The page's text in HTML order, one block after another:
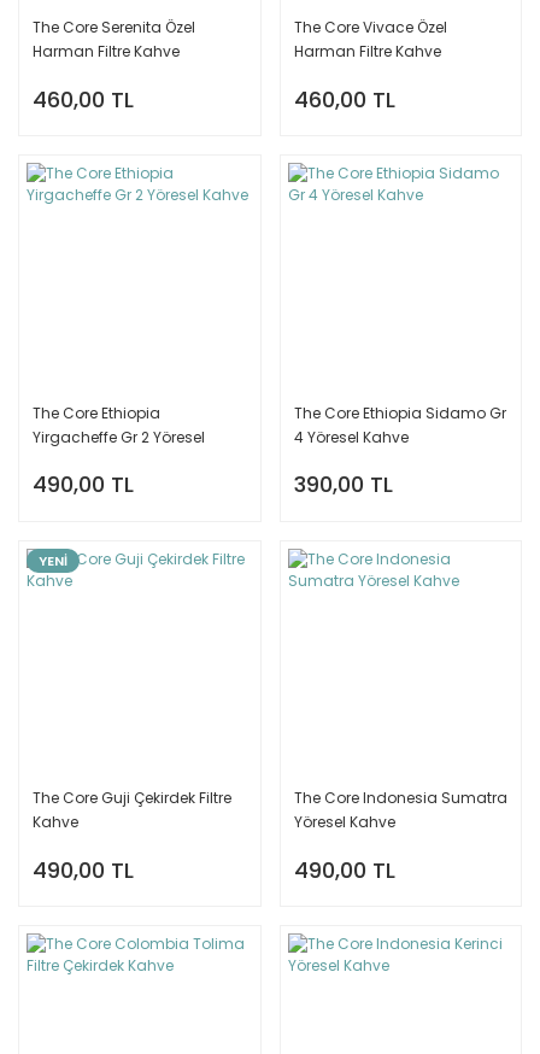
The Core Serenita Özel
Harman Filtre Kahve
460,00 TL
The Core Vivace Özel
Harman Filtre Kahve
460,00 TL
The Core Ethiopia
Yirgacheffe Gr 2 Yöresel
490,00 TL
The Core Ethiopia Sidamo Gr
4 Yöresel Kahve
390,00 TL
YENİ
The Core Guji Çekirdek Filtre
Kahve
490,00 TL
The Core Indonesia Sumatra
Yöresel Kahve
490,00 TL